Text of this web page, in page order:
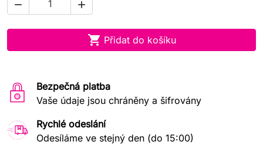
 
 Přidat do košíku
Bezpečná platba
Vaše údaje jsou chráněny a šifrovány
Rychlé odeslání
Odesíláme ve stejný den (do 15:00)